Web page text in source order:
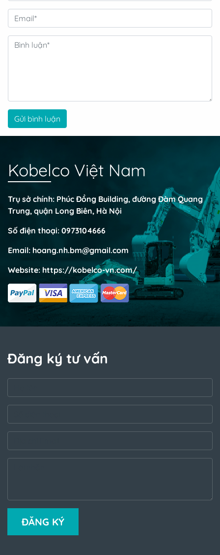
Gửi bình luận
Kobelco Việt Nam
Trụ sở chính: Phúc Đồng Building, đường Đàm Quang
Trung, quận Long Biên, Hà Nội
Số điện thoại: 0973104666
Email: hoang.nh.bm@gmail.com
Website: https://kobelco-vn.com/
Đăng ký tư vấn
ĐĂNG KÝ